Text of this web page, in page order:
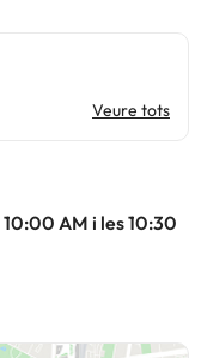
Veure tots
AM i les 10:30